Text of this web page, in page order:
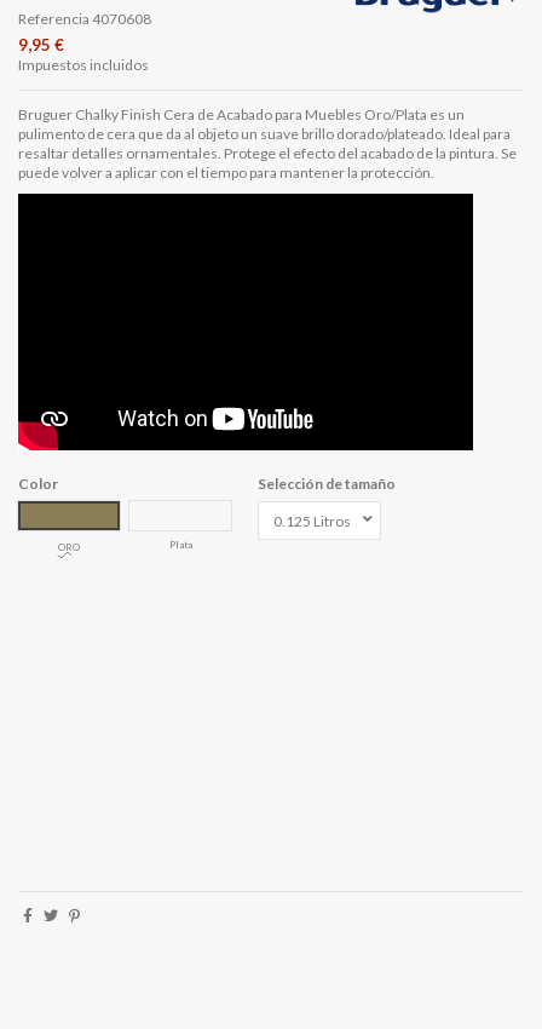
Referencia 4070608
9,95 €
Impuestos incluidos
Bruguer Chalky Finish Cera de Acabado para Muebles Oro/Plata es un
pulimento de cera que da al objeto un suave brillo dorado/plateado. Ideal para
resaltar detalles ornamentales. Protege el efecto del acabado de la pintura. Se
puede volver a aplicar con el tiempo para mantener la protección.
Color
ORO Plata
Selección de tamaño